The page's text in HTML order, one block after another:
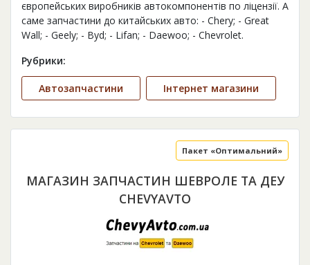
європейських виробників автокомпонентів по ліцензії. А
саме запчастини до китайських авто: - Chery; - Great
Wall; - Geely; - Byd; - Lifan; - Daewoo; - Chevrolet.
Рубрики:
Автозапчастини Інтернет магазини
МАГАЗИН ЗАПЧАСТИН ШЕВРОЛЕ ТА ДЕУ
CHEVYAVTO
Пакет «Оптимальний»